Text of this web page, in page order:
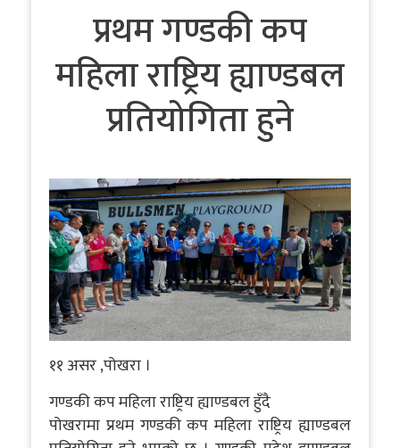
प्रथम गण्डकी कप
महिला राष्ट्रिय ह्याण्डबल
प्रतियोगिता हुने
११ असर ,पोखरा ।
गण्डकी कप महिला राष्ट्रिय ह्याण्डबल हुँदै
पोखरामा प्रथम गण्डकी कप महिला राष्ट्रिय ह्याण्डबल